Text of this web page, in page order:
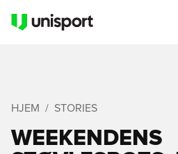
HJEM STORIES
WEEKENDENS